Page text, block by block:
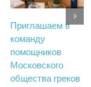
Приглашаем в
команду
помощников
Московского
общества греков